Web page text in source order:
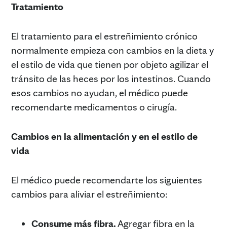
Tratamiento
El tratamiento para el estreñimiento crónico
normalmente empieza con cambios en la dieta y
el estilo de vida que tienen por objeto agilizar el
tránsito de las heces por los intestinos. Cuando
esos cambios no ayudan, el médico puede
recomendarte medicamentos o cirugía.
Cambios en la alimentación y en el estilo de
vida
El médico puede recomendarte los siguientes
cambios para aliviar el estreñimiento:
Consume más fibra.Agregar fibra en la